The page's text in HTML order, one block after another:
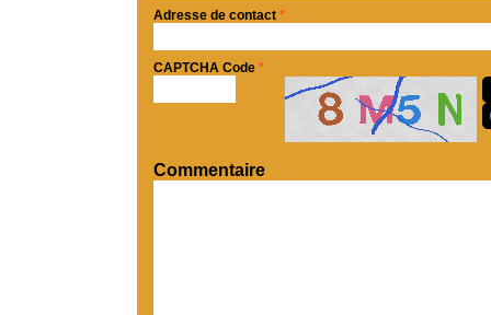
Adresse de contact *
CAPTCHA Code *
Commentaire